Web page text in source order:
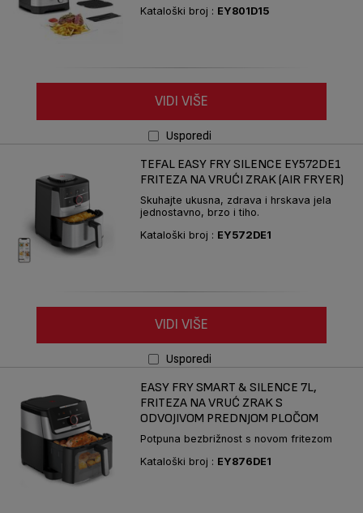
Kataloški broj : EY801D15
VIDI VIŠE
Usporedi
TEFAL EASY FRY SILENCE EY572DE1
FRITEZA NA VRUĆI ZRAK (AIR FRYER)
Skuhajte ukusna, zdrava i hrskava jela
jednostavno, brzo i tiho.
Kataloški broj : EY572DE1
VIDI VIŠE
Usporedi
EASY FRY SMART & SILENCE 7L,
FRITEZA NA VRUĆ ZRAK S
ODVOJIVOM PREDNJOM PLOČOM
Potpuna bezbrižnost s novom fritezom
Kataloški broj : EY876DE1